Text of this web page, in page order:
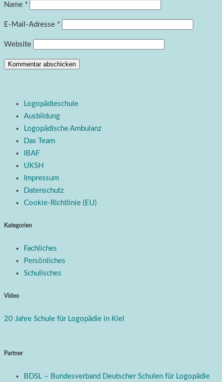
Name *
E-Mail-Adresse *
Website
Logopädieschule
Ausbildung
Logopädische Ambulanz
Das Team
IBAF
UKSH
Impressum
Datenschutz
Cookie-Richtlinie (EU)
Kategorien
Fachliches
Persönliches
Schulisches
Video
20 Jahre Schule für Logopädie in Kiel
Partner
BDSL – Bundesverband Deutscher Schulen für Logopädie